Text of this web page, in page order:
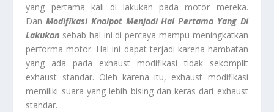
yang pertama kali di lakukan pada motor mereka.
DanModifikasi Knalpot Menjadi Hal Pertama Yang Di
Lakukan sebab hal ini di percaya mampu meningkatkan
performa motor. Hal ini dapat terjadi karena hambatan
yang ada pada exhaust modifikasi tidak sekomplit
exhaust standar. Oleh karena itu, exhaust modifikasi
memiliki suara yang lebih bising dan keras dari exhaust
standar.